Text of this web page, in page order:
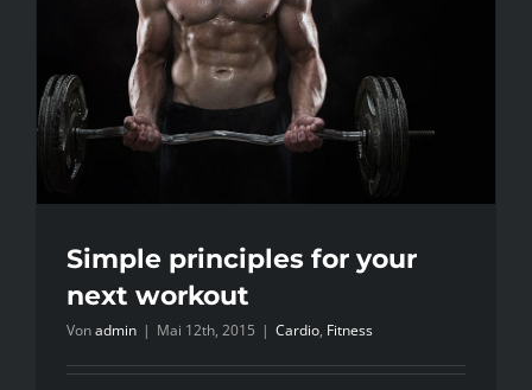
Simple principles for your
next workout
Vonadmin | Mai 12th, 2015 | Cardio, Fitness